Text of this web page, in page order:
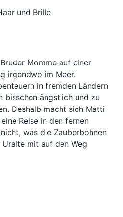
und Brille
Momme auf einer
irgendwo im Meer.
in fremden Ländern
bisschen ängstlich und zu
Deshalb macht sich Matti
Reise in den fernen
was die Zauberbohnen
mit auf den Weg